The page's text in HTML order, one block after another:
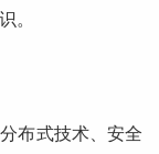
。
布式技术、安全